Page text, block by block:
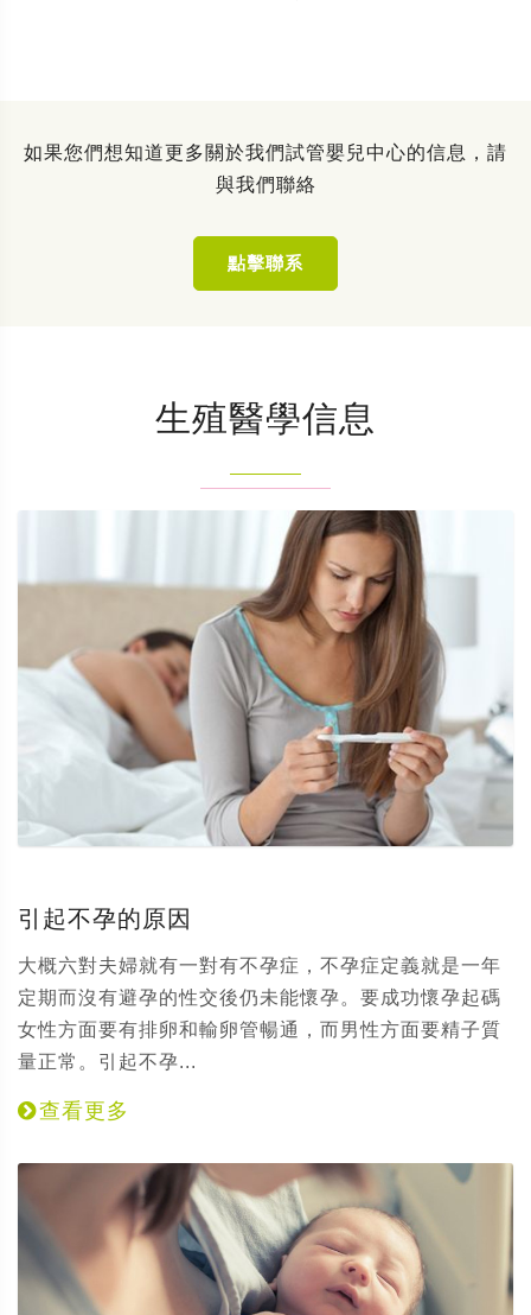
如果您們想知道更多關於我們試管嬰兒中心的信息，請
與我們聯絡
點擊聯系
生殖醫學信息
引起不孕的原因
大概六對夫婦就有一對有不孕症，不孕症定義就是一年
定期而沒有避孕的性交後仍未能懷孕。要成功懷孕起碼
女性方面要有排卵和輸卵管暢通，而男性方面要精子質
量正常。引起不孕...
查看更多